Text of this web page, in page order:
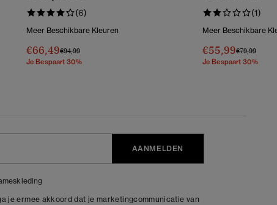
(6)
Meer Beschikbare Kleuren
€66,49Prijs Verlaagd Van
€94,99Naar
Je Bespaart 30%
(1)
Meer Beschikbare
€55,99Prijs
€79,99Naar
Je Bespaart 30%
AANMELDEN
je ermee akkoord dat je marketingcommunicatie van